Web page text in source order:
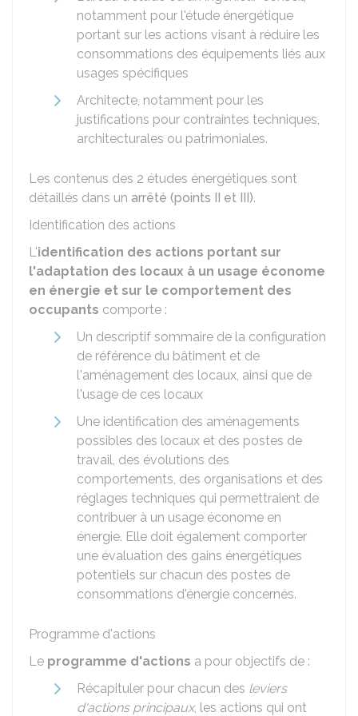
notamment pour l'étude énergétique
portant sur les actions visant à réduire les
consommations des équipements liés aux
usages spécifiques
Architecte, notamment pour les
justifications pour contraintes techniques,
architecturales ou patrimoniales.
Les contenus des 2 études énergétiques sont
détaillés dans un arrêté (points II et III).
Identification des actions
L'identification des actions portant sur
l'adaptation des locaux à un usage économe
en énergie et sur le comportement des
occupants comporte :
Un descriptif sommaire de la configuration
de référence du bâtiment et de
l'aménagement des locaux, ainsi que de
l'usage de ces locaux
Une identification des aménagements
possibles des locaux et des postes de
travail, des évolutions des
comportements, des organisations et des
réglages techniques qui permettraient de
contribuer à un usage économe en
énergie. Elle doit également comporter
une évaluation des gains énergétiques
potentiels sur chacun des postes de
consommations d'énergie concernés.
Programme d'actions
Le programme d'actions a pour objectifs de :
Récapituler pour chacun des leviers
d'actions principaux, les actions qui ont